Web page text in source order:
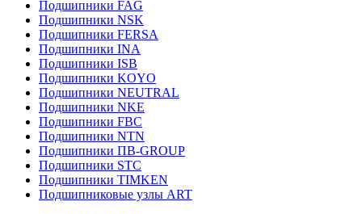
Подшипники FAG
Подшипники NSK
Подшипники FERSA
Подшипники INA
Подшипники ISB
Подшипники KOYO
Подшипники NEUTRAL
Подшипники NKE
Подшипники FBC
Подшипники NTN
Подшипники ПВ-GROUP
Подшипники STC
Подшипники TIMKEN
Подшипниковые узлы ART